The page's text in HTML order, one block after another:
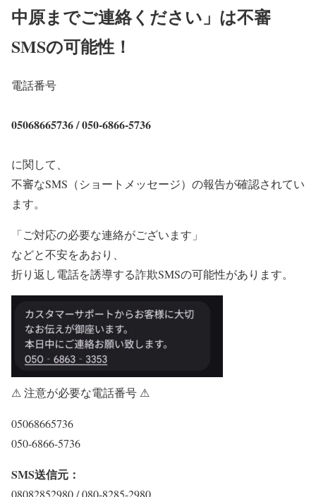
中原までご連絡ください」は不審
SMSの可能性！
電話番号
05068665736 / 050-6866-5736
に関して、
不審なSMS（ショートメッセージ）の報告が確認されてい
ます。
「ご対応の必要な連絡がございます」
などと不安をあおり、
折り返し電話を誘導する詐欺SMSの可能性があります。
⚠ 注意が必要な電話番号 ⚠
05068665736
050-6866-5736
SMS送信元：
08082852980 / 080-8285-2980